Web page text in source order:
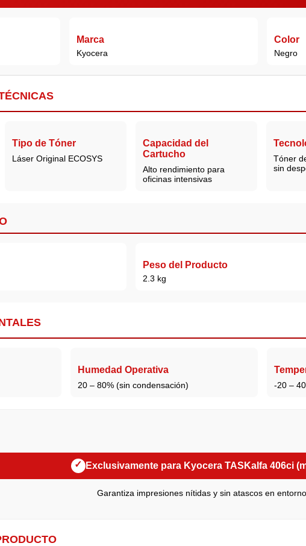
Marca
Kyocera
Color
Negro
Tipo de Tóner
Láser Original ECOSYS
Capacidad del
Cartucho
Alto rendimiento para
oficinas intensivas
Tóner
sin
Peso del Producto
2.3 kg
Humedad Operativa
20 – 80% (sin condensación) -20 –
✓ Exclusivamente para Kyocera TASKalfa 406ci
Garantiza impresiones nítidas y sin atascos en